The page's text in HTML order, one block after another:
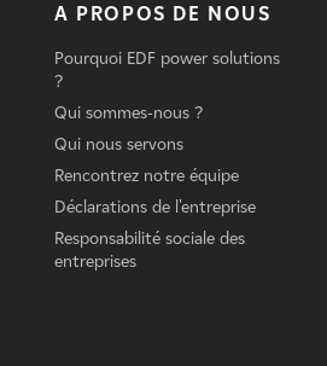
A PROPOS DE NOUS
Pourquoi EDF power solutions
?
Qui sommes-nous ?
Qui nous servons
Rencontrez notre équipe
Déclarations de l'entreprise
Responsabilité sociale des
entreprises